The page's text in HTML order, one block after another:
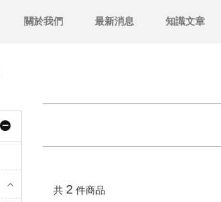
關於我們 最新消息 知識文章
共 2 件商品